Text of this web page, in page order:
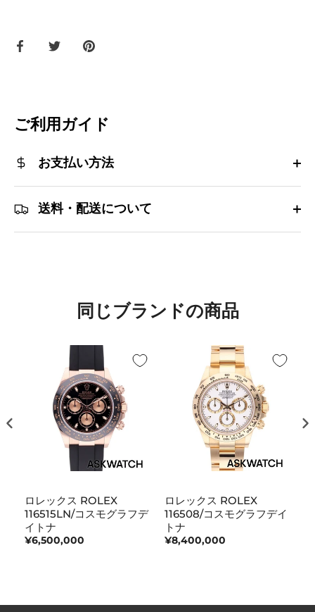
Facebook
る
Twitter
る
ピ
ご利用ガイド
お支払い方法
送料・配送について
同じブランドの商品
ロレックス ROLEX
116515LN/コスモグラフデ
イトナ
¥6,500,000
ロレックス ROLEX
116508/コスモグラフデイ
トナ
¥8,400,000